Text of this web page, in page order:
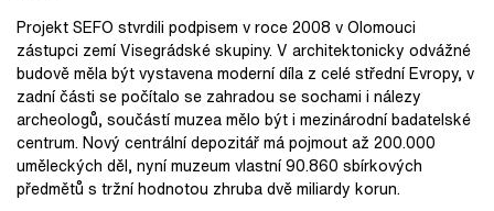
Projekt SEFO stvrdili podpisem v roce 2008 v Olomouci
zástupci zemí Visegrádské skupiny. V architektonicky odvážné
budově měla být vystavena moderní díla z celé střední Evropy, v
zadní části se počítalo se zahradou se sochami i nálezy
archeologů, součástí muzea mělo být i mezinárodní badatelské
centrum. Nový centrální depozitář má pojmout až 200.000
uměleckých děl, nyní muzeum vlastní 90.860 sbírkových
předmětů s tržní hodnotou zhruba dvě miliardy korun.